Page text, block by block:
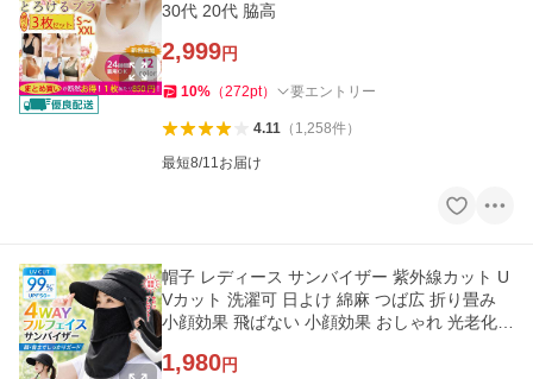
30代 20代 脇高
2,999円
10% （272pt） 要エントリー
4.11（ 1,258件）
最短8/11お届け
帽子 レディース サンバイザー 紫外線カット U
Vカット 洗濯可 日よけ 綿麻 つば広 折り畳み
小顔効果 飛ばない 小顔効果 おしゃれ 光老化対
1,980円